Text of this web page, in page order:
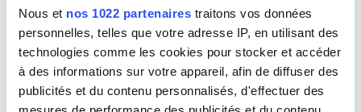
Nous et nos 1022 partenaires traitons vos données
personnelles, telles que votre adresse IP, en utilisant des
technologies comme les cookies pour stocker et accéder
à des informations sur votre appareil, afin de diffuser des
publicités et du contenu personnalisés, d'effectuer des
DPP
93000 Bobigny
Activité(s) : Peinture - Tapisserie